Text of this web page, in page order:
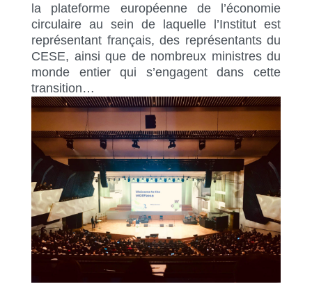
la plateforme européenne de l’économie
circulaire au sein de laquelle l’Institut est
représentant français, des représentants du
CESE, ainsi que de nombreux ministres du
monde entier qui s’engagent dans cette
transition…